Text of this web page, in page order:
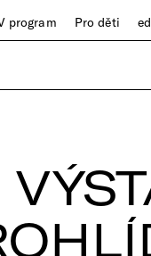
program Pro děti